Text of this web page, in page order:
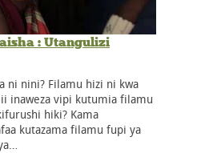
: Utangulizi
ni nini? Filamu hizi ni kwa
inaweza vipi kutumia filamu
hiki? Kama
kutazama filamu fupi ya